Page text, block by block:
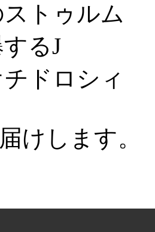
トゥルム
るJ
ドロシィ
けします。